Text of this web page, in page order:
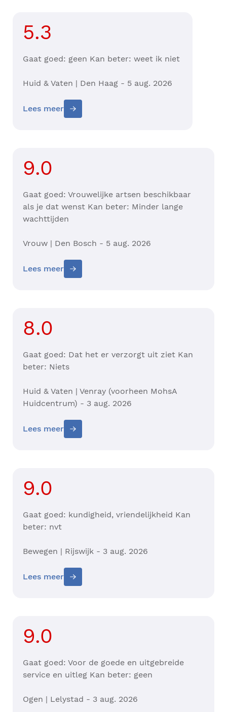
5.3
Gaat goed: geen Kan beter: weet ik niet
Huid & Vaten | Den Haag - 5 aug. 2026
Lees meer
9.0
Gaat goed: Vrouwelijke artsen beschikbaar
als je dat wenst Kan beter: Minder lange
wachttijden
Vrouw | Den Bosch - 5 aug. 2026
Lees meer
8.0
Gaat goed: Dat het er verzorgt uit ziet Kan
beter: Niets
Huid & Vaten | Venray (voorheen MohsA
Huidcentrum) - 3 aug. 2026
Lees meer
9.0
Gaat goed: kundigheid, vriendelijkheid Kan
beter: nvt
Bewegen | Rijswijk - 3 aug. 2026
Lees meer
9.0
Gaat goed: Voor de goede en uitgebreide
service en uitleg Kan beter: geen
Ogen | Lelystad - 3 aug. 2026